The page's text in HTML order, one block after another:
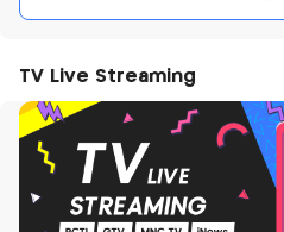
TV Live Streaming